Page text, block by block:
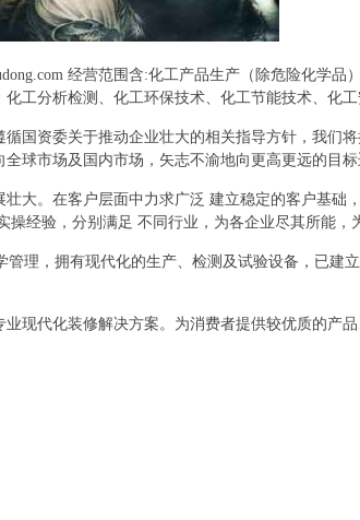
经营范围含:化工产品生产（除危险化学
工分析检测、化工环保技术、化工节能技术、化
国资委关于推动企业壮大的相关指导方针，我们
球市场及国内市场，矢志不渝地向更高更远的目标
大。在客户层面中力求广泛 建立稳定的客户基础
经验，分别满足 不同行业，为各企业尽其所能，
理，拥有现代化的生产、检测及试验设备，已建
现代化装修解决方案。为消费者提供较优质的产